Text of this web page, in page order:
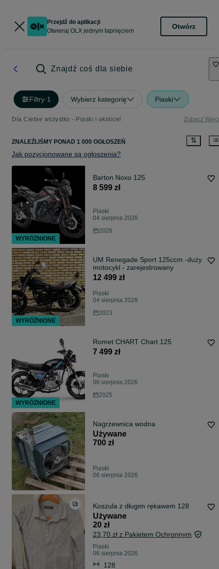
Przejdź do aplikacji
Otwieraj OLX jednym tapnięciem
Otwórz
Znajdź coś dla siebie
Filtry·1 Wybierz kategorię Piaski
Dla Ciebie wszystko - Piaski i okolice! Zobacz
ZNALEŹLIŚMY PONAD 1 000 OGŁOSZEŃ
Jak pozycjonowane są ogłoszenia?
Barton Noxo 125
8 599 zł
Piaski
04 sierpnia 2026
2026
UM Renegade Sport 125ccm -duży
motocykl - zarejestrowany
12 499 zł
Piaski
04 sierpnia 2026
2023
Romet CHART Chart 125
7 499 zł
Piaski
06 sierpnia 2026
2025
Nagrzewnica wodna
Używane
700 zł
Piaski
06 sierpnia 2026
Koszula z długim rękawem 128
Używane
20 zł
23,70 zł z Pakietem Ochronnym
Piaski
06 sierpnia 2026
128
WYRÓŻNIONE
WYRÓŻNIONE
WYRÓŻNIONE